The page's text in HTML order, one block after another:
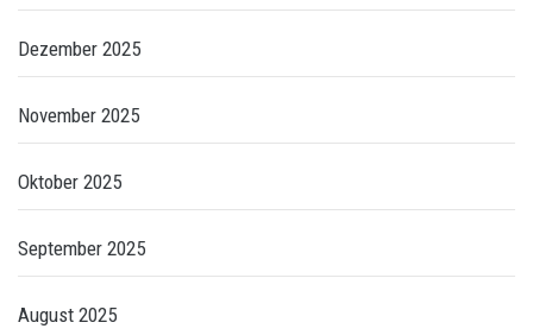
Dezember 2025
November 2025
Oktober 2025
September 2025
August 2025